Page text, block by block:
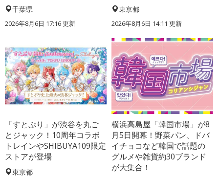
千葉県
2026年8月6日 17:16更新
東京都
2026年8月6日 14:11 更新
「すとぷり」が渋谷を丸ご
とジャック！10周年コラボ
トレインやSHIBUYA109限定
ストアが登場
東京都
横浜高島屋「韓国市場」が8
月5日開幕！野菜パン、ドバ
イチョコなど韓国で話題の
グルメや雑貨約30ブランド
が大集合！